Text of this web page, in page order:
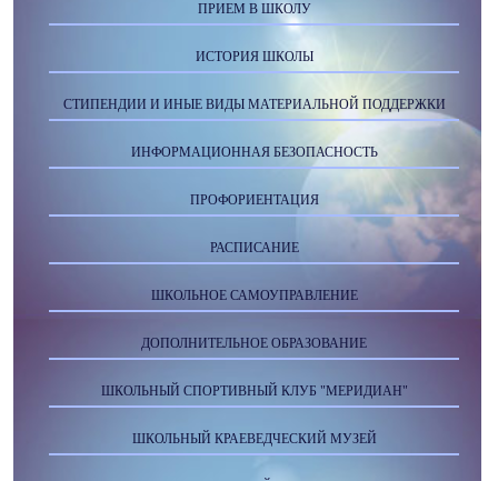
ПРИЕМ В ШКОЛУ
ИСТОРИЯ ШКОЛЫ
СТИПЕНДИИ И ИНЫЕ ВИДЫ МАТЕРИАЛЬНОЙ ПОДДЕРЖКИ
ИНФОРМАЦИОННАЯ БЕЗОПАСНОСТЬ
ПРОФОРИЕНТАЦИЯ
РАСПИСАНИЕ
ШКОЛЬНОЕ САМОУПРАВЛЕНИЕ
ДОПОЛНИТЕЛЬНОЕ ОБРАЗОВАНИЕ
ШКОЛЬНЫЙ СПОРТИВНЫЙ КЛУБ "МЕРИДИАН"
ШКОЛЬНЫЙ КРАЕВЕДЧЕСКИЙ МУЗЕЙ